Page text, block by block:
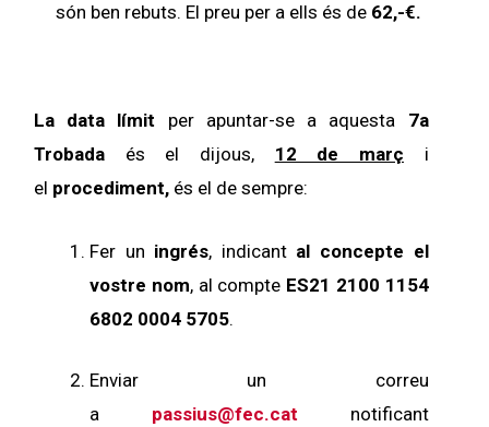
són ben rebuts. El preu per a ells és de 62,-€.
La data límit per apuntar-se a aquesta 7a
Trobada és el dijous, 12 de març i
el procediment, és el de sempre:
Fer un ingrés, indicant al concepte el
vostre nom, al compte ES21 2100 1154
6802 0004 5705.
Enviar un correu
a passius@fec.cat
notificant